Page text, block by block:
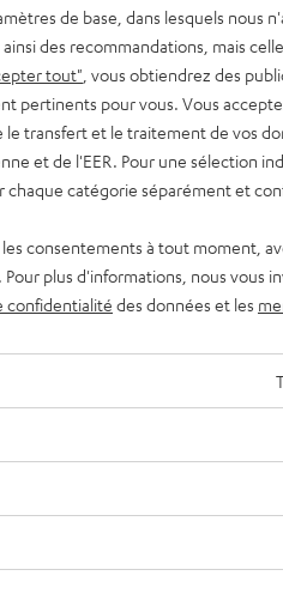
de base, dans lesquels nous
des recommandations, mais
tout" , vous obtiendrez des
pertinents pour vous. Vous
le transfert et le traitement de vos
et de l'EER. Pour une sélection
chaque catégorie séparément et
consentements à tout moment,
Pour plus d'informations, nous vous
confidentialité des données et les